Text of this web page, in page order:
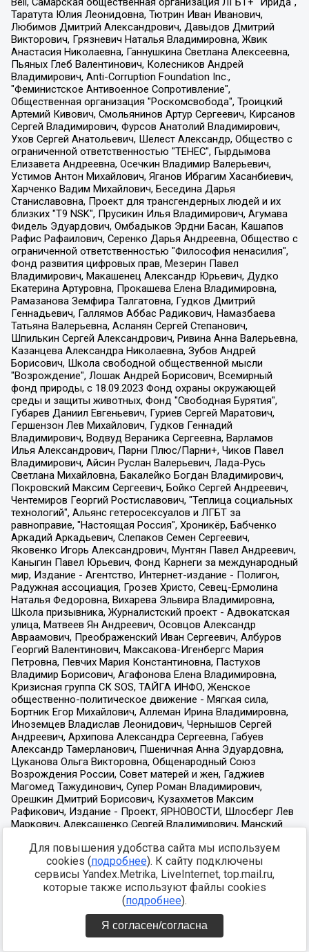
Для повышения удобства сайта мы используем
cookies (подробнее). К сайту подключены
сервисы Yandex.Metrika, LiveInternet, top.mail.ru,
которые также используют файлы cookies
(подробнее).
Я согласен/согласна